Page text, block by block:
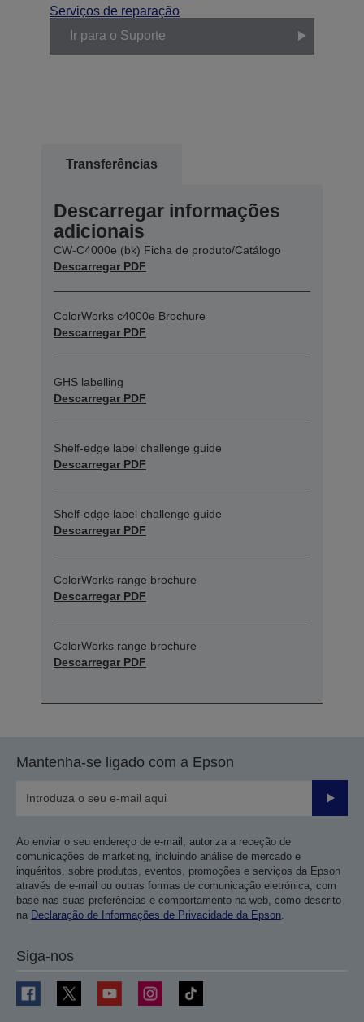
Serviços de reparação
Ir para o Suporte
Transferências
Descarregar informações
adicionais
CW-C4000e (bk) Ficha de produto/Catálogo
Descarregar PDF
ColorWorks c4000e Brochure
Descarregar PDF
GHS labelling
Descarregar PDF
Shelf-edge label challenge guide
Descarregar PDF
Shelf-edge label challenge guide
Descarregar PDF
ColorWorks range brochure
Descarregar PDF
ColorWorks range brochure
Descarregar PDF
Mantenha-se ligado com a Epson
Enviar
Ao enviar o seu endereço de e-mail, autoriza a receção de
comunicações de marketing, incluindo análise de mercado e
inquéritos, sobre produtos, eventos, promoções e serviços da Epson
através de e-mail ou outras formas de comunicação eletrónica, com
base nas suas preferências e comportamento na web, como descrito
na Declaração de Informações de Privacidade da Epson.
Siga-nos